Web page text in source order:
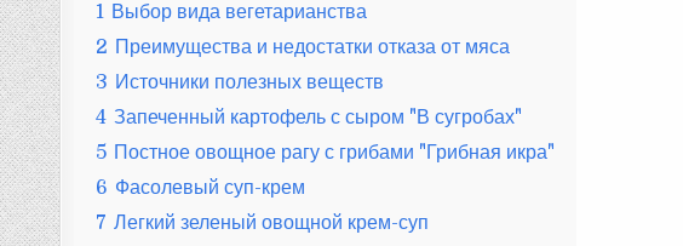
1 Выбор вида вегетарианства
2 Преимущества и недостатки отказа от мяса
3 Источники полезных веществ
4 Запеченный картофель с сыром "В сугробах"
5 Постное овощное рагу с грибами "Грибная икра"
6 Фасолевый суп-крем
7 Легкий зеленый овощной крем-суп